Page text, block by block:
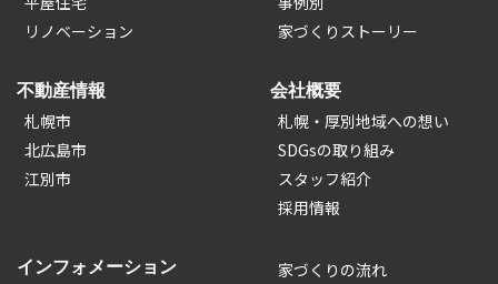
リノベーション
家づくりストーリー
不動産情報
札幌市
北広島市
江別市
会社概要
札幌・厚別地域への想い
SDGsの取り組み
スタッフ紹介
採用情報
インフォメーション
家づくりの流れ